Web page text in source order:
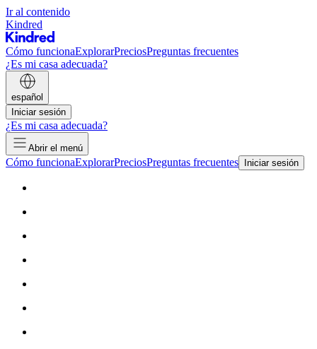
Ir al contenido
Kindred
Cómo funcionaExplorarPreciosPreguntas frecuentes
¿Es mi casa adecuada?
español
Iniciar sesión
¿Es mi casa adecuada?
Abrir el menú
Cómo funcionaExplorarPreciosPreguntas frecuentes Iniciar sesión